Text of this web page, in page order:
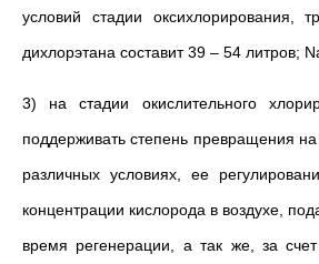
условий стадии оксихлорирования,
дихлорэтана составит 39 – 54 литров;
3) на стадии окислительного
поддерживать степень превращения
различных условиях, ее
концентрации кислорода в воздухе,
время регенерации, а так же, за счет